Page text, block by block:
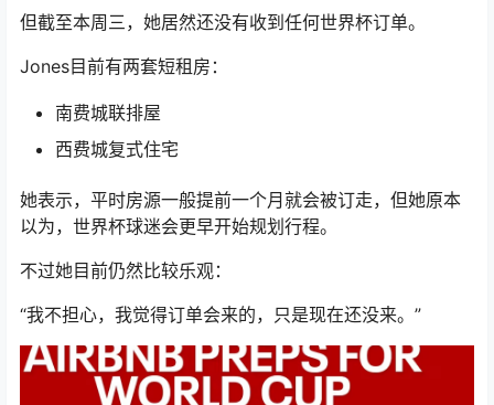
但截至本周三，她居然还没有收到任何世界杯订单。
Jones目前有两套短租房：
南费城联排屋
西费城复式住宅
她表示，平时房源一般提前一个月就会被订走，但她原本
以为，世界杯球迷会更早开始规划行程。
不过她目前仍然比较乐观：
“我不担心，我觉得订单会来的，只是现在还没来。”